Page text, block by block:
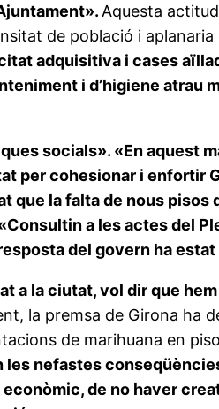
Aquesta
de població i
adquisitiva i cases
i d’higiene atrau
socials». «En aquest
cohesionar i enfortir
la falta de nous
a les actes del
del govern ha
la ciutat, vol dir que
la premsa de Girona ha
de marihuana en
nefastes
de no haver